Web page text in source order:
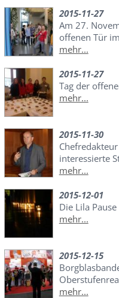
2015-11-27
Am 27.
offenen Tür
mehr...
2015-11-27
Tag der
mehr...
2015-11-30
interessierte
mehr...
2015-12-01
Die Lila
mehr...
2015-12-15
mehr...